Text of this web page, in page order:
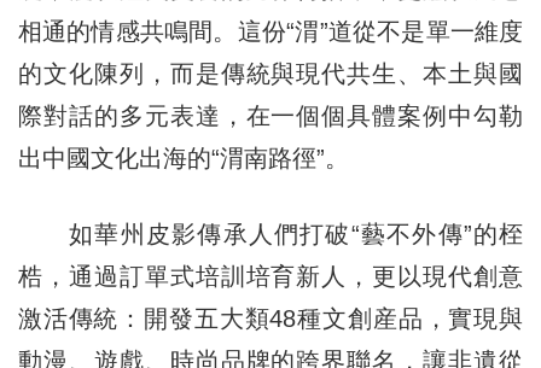
相通的情感共鳴間。這份“渭”道從不是單一維度
的文化陳列，而是傳統與現代共生、本土與國
際對話的多元表達，在一個個具體案例中勾勒
出中國文化出海的“渭南路徑”。
如華州皮影傳承人們打破“藝不外傳”的桎
梏，通過訂單式培訓培育新人，更以現代創意
激活傳統：開發五大類48種文創産品，實現與
動漫、遊戲、時尚品牌的跨界聯名，讓非遺從